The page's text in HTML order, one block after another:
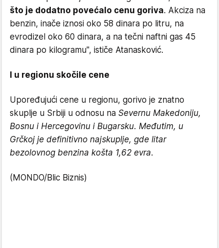
što je dodatno povećalo cenu goriva. Akciza na
benzin, inače iznosi oko 58 dinara po litru, na
evrodizel oko 60 dinara, a na tečni naftni gas 45
dinara po kilogramu", ističe Atanasković.
I u regionu skočile cene
Upoređujući cene u regionu, gorivo je znatno
skuplje u Srbiji u odnosu na Severnu Makedoniju,
Bosnu i Hercegovinu i Bugarsku. Međutim, u
Grčkoj je definitivno najskuplje, gde litar
bezolovnog benzina košta 1,62 evra.
(MONDO/Blic Biznis)